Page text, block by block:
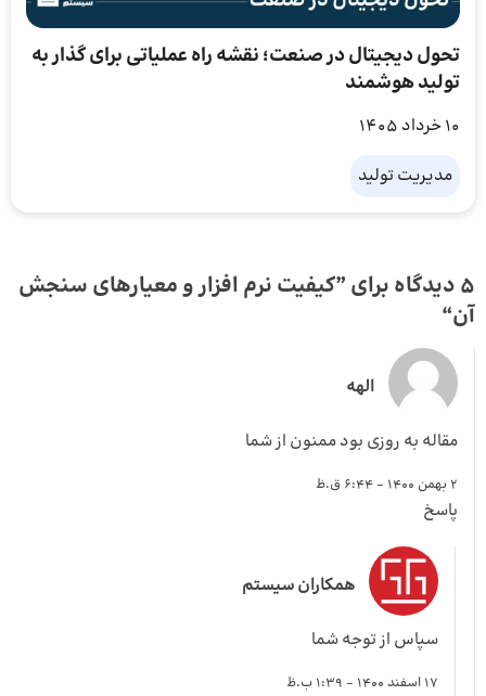
تحول دیجیتال در صنعت؛ نقشه راه عملیاتی برای گذار به
تولید هوشمند
10 خرداد 1405
مدیریت تولید
5 دیدگاه برای ”
کیفیت نرم‌ افزار و معیارهای سنجش
آن“
الهه
مقاله به روزی بود ممنون از شما
2 بهمن 1400 - 6:44 ق.ظ
پاسخ
همکاران سیستم
سپاس از توجه شما
17 اسفند 1400 - 1:39 ب.ظ